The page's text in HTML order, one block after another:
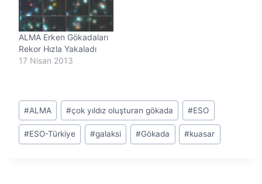
ALMA Erken Gökadaları
Rekor Hızla Yakaladı
17 Nisan 2013
Post
Tags:
#ALMA #çok yıldız oluşturan gökada #ESO
#ESO-Türkiye #galaksi #Gökada #kuasar